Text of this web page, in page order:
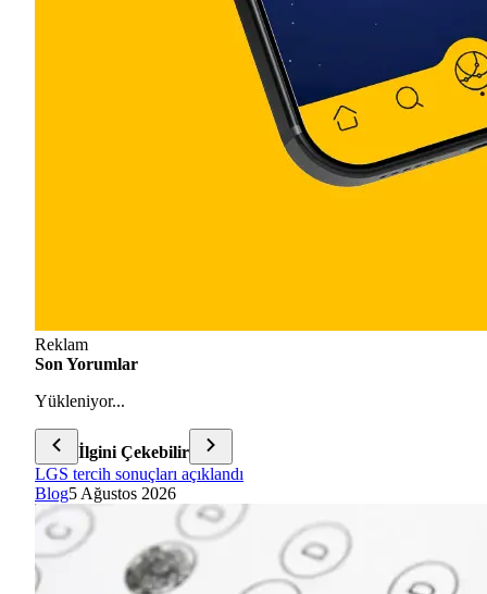
Reklam
Son Yorumlar
Yükleniyor...
İlgini Çekebilir
LGS tercih sonuçları açıklandı
Blog5 Ağustos 2026